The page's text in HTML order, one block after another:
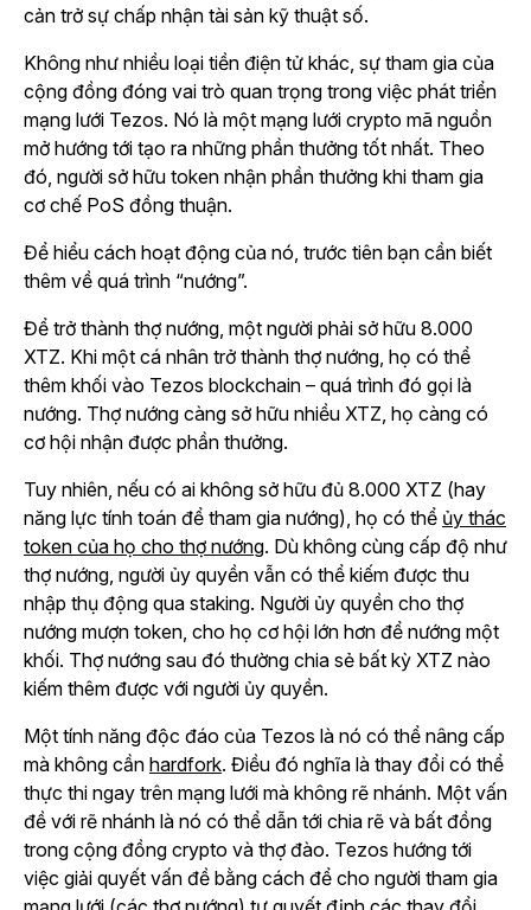
cản trở sự chấp nhận tài sản kỹ thuật số.
Không như nhiều loại tiền điện tử khác, sự tham gia của
cộng đồng đóng vai trò quan trọng trong việc phát triển
mạng lưới Tezos. Nó là một mạng lưới crypto mã nguồn
mở hướng tới tạo ra những phần thưởng tốt nhất. Theo
đó, người sở hữu token nhận phần thưởng khi tham gia
cơ chế PoS đồng thuận.
Để hiểu cách hoạt động của nó, trước tiên bạn cần biết
thêm về quá trình “nướng”.
Để trở thành thợ nướng, một người phải sở hữu 8.000
XTZ. Khi một cá nhân trở thành thợ nướng, họ có thể
thêm khối vào Tezos blockchain – quá trình đó gọi là
nướng. Thợ nướng càng sở hữu nhiều XTZ, họ càng có
cơ hội nhận được phần thưởng.
Tuy nhiên, nếu có ai không sở hữu đủ 8.000 XTZ (hay
năng lực tính toán để tham gia nướng), họ có thể ủy thác
token của họ cho thợ nướng. Dù không cùng cấp độ như
thợ nướng, người ủy quyền vẫn có thể kiếm được thu
nhập thụ động qua staking. Người ủy quyền cho thợ
nướng mượn token, cho họ cơ hội lớn hơn để nướng một
khối. Thợ nướng sau đó thường chia sẻ bất kỳ XTZ nào
kiếm thêm được với người ủy quyền.
Một tính năng độc đáo của Tezos là nó có thể nâng cấp
mà không cần hardfork. Điều đó nghĩa là thay đổi có thể
thực thi ngay trên mạng lưới mà không rẽ nhánh. Một vấn
đề với rẽ nhánh là nó có thể dẫn tới chia rẽ và bất đồng
trong cộng đồng crypto và thợ đào. Tezos hướng tới
việc giải quyết vấn đề bằng cách để cho người tham gia